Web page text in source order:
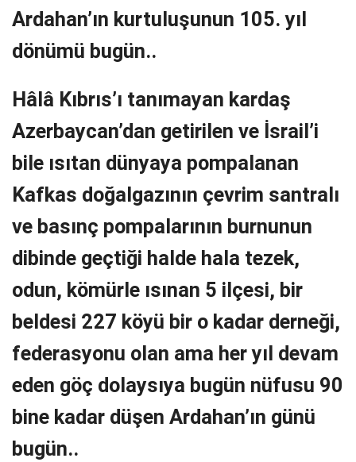
Ardahan’ın kurtuluşunun 105. yıl
dönümü bugün..
Hâlâ Kıbrıs’ı tanımayan kardaş
Azerbaycan’dan getirilen ve İsrail’i
bile ısıtan dünyaya pompalanan
Kafkas doğalgazının çevrim santralı
ve basınç pompalarının burnunun
dibinde geçtiği halde hala tezek,
odun, kömürle ısınan 5 ilçesi, bir
beldesi 227 köyü bir o kadar derneği,
federasyonu olan ama her yıl devam
eden göç dolaysıya bugün nüfusu 90
bine kadar düşen Ardahan’ın günü
bugün..